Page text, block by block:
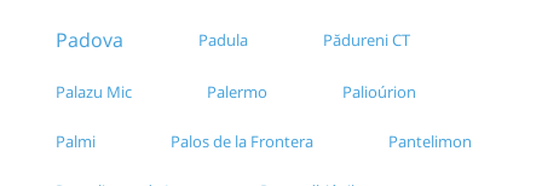
Padova Padula Pădureni CT
Palazu Mic Palermo Palioúrion
Palmi Palos de la Frontera Pantelimon